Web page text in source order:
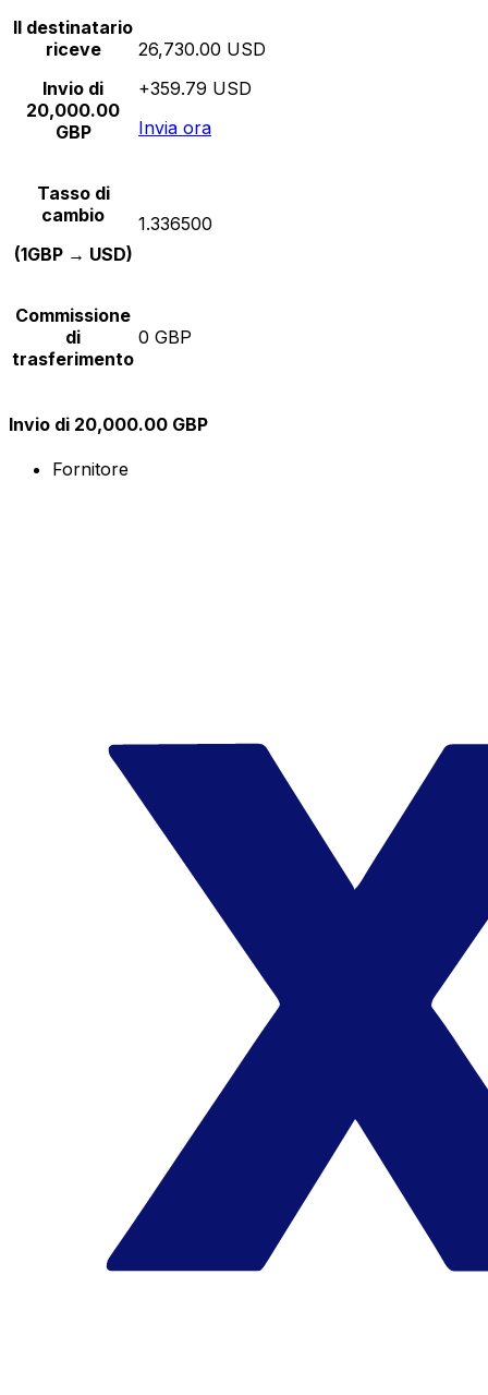
Il destinatario
riceve
Invio di
20,000.00
GBP
26,730.00 USD
+359.79 USD
Invia ora
Tasso di
cambio
(1GBP → USD)
1.336500
Commissione
di
trasferimento
0 GBP
Invio di 20,000.00 GBP
Fornitore